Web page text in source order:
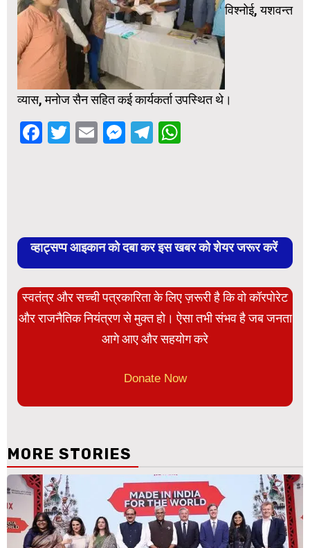
विश्नोई, यशवन्त
व्यास, मनोज सैन सहित कई कार्यकर्ता उपस्थित थे।
Facebook
Twitter
EmailMessenger
Telegram
व्हाट्सप्प आइकान को दबा कर इस खबर को शेयर जरूर करें
स्वतंत्र और सच्ची पत्रकारिता के लिए ज़रूरी है कि वो कॉरपोरेट
और राजनैतिक नियंत्रण से मुक्त हो। ऐसा तभी संभव है जब जनता
आगे आए और सहयोग करे
Donate Now
MORE STORIES